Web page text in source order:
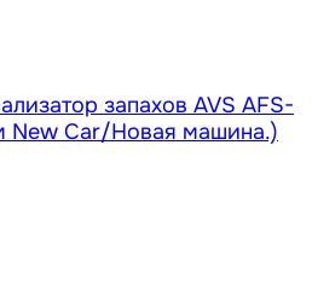
запахов AVS AFS-
New Car/Новая машина.)